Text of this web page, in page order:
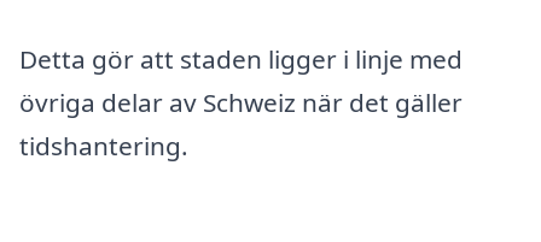
Detta gör att staden ligger i linje med
övriga delar av Schweiz när det gäller
tidshantering.